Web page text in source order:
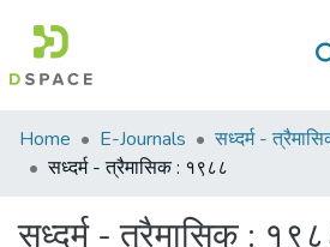
Communities
&
All of DSpace
Home E-Journals
सध्दर्म -
सध्दर्म - त्रैमासिक : १९८८
सध्दर्म - त्रैमासिक :